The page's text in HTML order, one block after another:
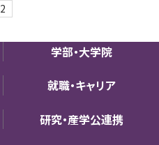
2
学部・大学院
就職・キャリア
研究・産学公連携